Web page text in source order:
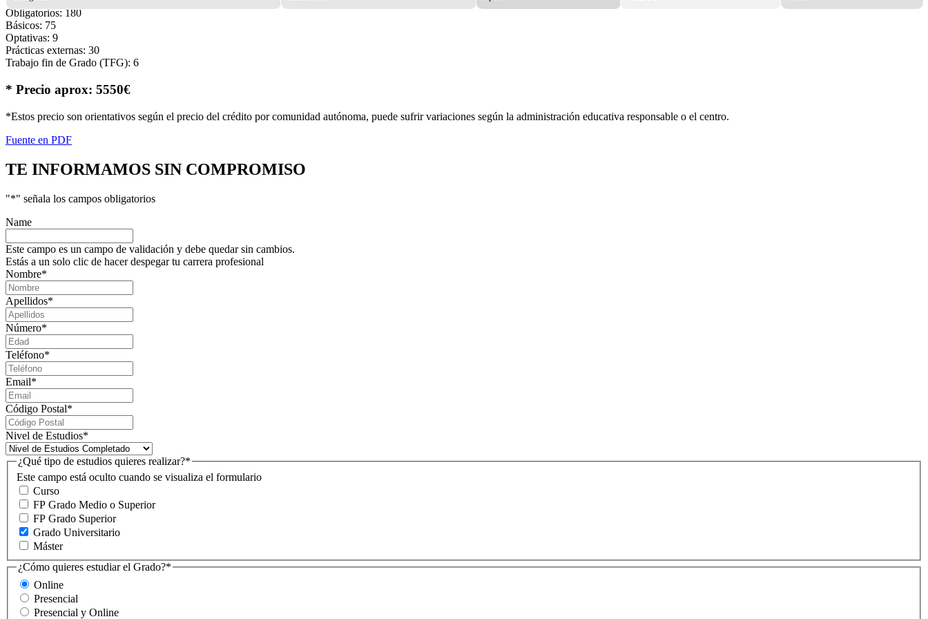
Obligatorios: 180
Básicos: 75
Optativas: 9
Prácticas externas: 30
Trabajo fin de Grado (TFG): 6
* Precio aprox: 5550€
*Estos precio son orientativos según el precio del crédito por comunidad autónoma, puede sufrir variaciones según la administración educativa responsable o el centro.
Fuente en PDF
TE INFORMAMOS SIN COMPROMISO
"*" señala los campos obligatorios
Name
Este campo es un campo de validación y debe quedar sin cambios.
Estás a un solo clic de hacer despegar tu carrera profesional
Nombre*
Apellidos*
Número*
Teléfono*
Email*
Código Postal*
Nivel de Estudios*
Este campo está oculto cuando se visualiza el formulario
¿Qué tipo de estudios quieres realizar?*
Curso
FP Grado Medio o Superior
FP Grado Superior
Grado Universitario
Máster
¿Cómo quieres estudiar el Grado?*
Online
Presencial
Presencial y Online